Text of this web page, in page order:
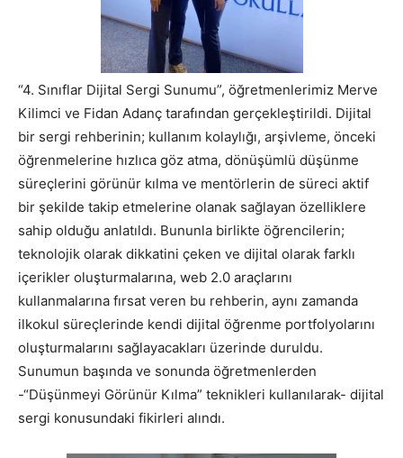
“4. Sınıflar Dijital Sergi Sunumu”, öğretmenlerimiz Merve
Kilimci ve Fidan Adanç tarafından gerçekleştirildi. Dijital
bir sergi rehberinin; kullanım kolaylığı, arşivleme, önceki
öğrenmelerine hızlıca göz atma, dönüşümlü düşünme
süreçlerini görünür kılma ve mentörlerin de süreci aktif
bir şekilde takip etmelerine olanak sağlayan özelliklere
sahip olduğu anlatıldı. Bununla birlikte öğrencilerin;
teknolojik olarak dikkatini çeken ve dijital olarak farklı
içerikler oluşturmalarına, web 2.0 araçlarını
kullanmalarına fırsat veren bu rehberin, aynı zamanda
ilkokul süreçlerinde kendi dijital öğrenme portfolyolarını
oluşturmalarını sağlayacakları üzerinde duruldu.
Sunumun başında ve sonunda öğretmenlerden
-“Düşünmeyi Görünür Kılma” teknikleri kullanılarak- dijital
sergi konusundaki fikirleri alındı.